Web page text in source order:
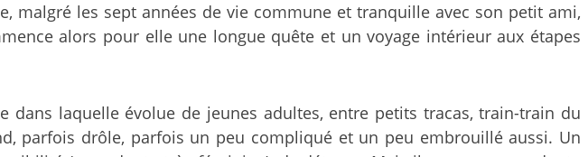
malgré les sept années de vie commune et tranquille avec son petit ami,
alors pour elle une longue quête et un voyage intérieur aux étapes
dans laquelle évolue de jeunes adultes, entre petits tracas, train-train du
parfois drôle, parfois un peu compliqué et un peu embrouillé aussi. Un